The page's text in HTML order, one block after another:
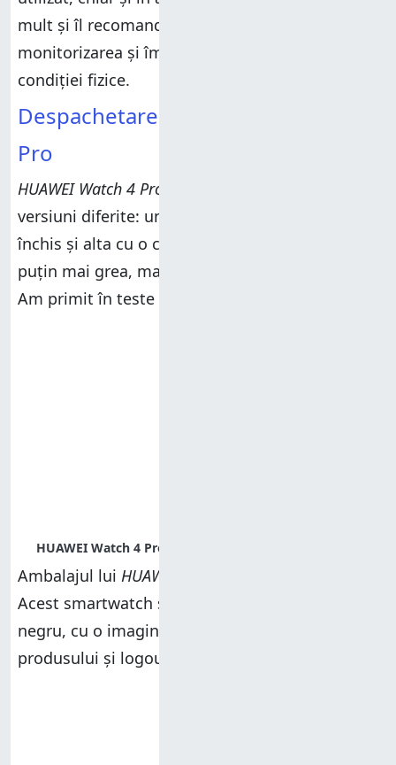
mult și îl recomand bărbaților pasionați de
monitorizarea și îmbunătățirea sănătății și a
condiției fizice.
Despachetarea lui HUAWEI Watch 4
Pro
HUAWEI Watch 4 Pro
versiuni diferite: una cu o curea din piele maro
închis și alta cu o curea din titan, care este
puțin mai grea, mai rezistentă și mai scumpă.
Am primit în teste varianta
Ambalajul lui HUAWEI Watch 4 Pro
Acest smartwatch sosește într-o cutie de carton
negru, cu o imagine a dispozitivului, numele
produsului și logoul companiei pe capac.